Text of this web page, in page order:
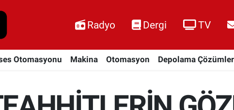
Radyo Dergi TV
Otomasyonu Makina Otomasyon Depolama